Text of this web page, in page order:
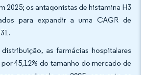
2025; os antagonistas de histamina H3
para expandir a uma CAGR de
as farmácias hospitalares
45,12% do tamanho do mercado de